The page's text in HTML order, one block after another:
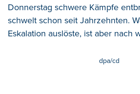
Donnerstag schwere Kämpfe
schwelt schon seit Jahrzehnten.
Eskalation auslöste, ist aber nach
dpa/cd